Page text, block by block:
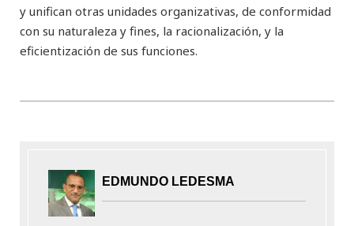
y unifican otras unidades organizativas, de conformidad
con su naturaleza y fines, la racionalización, y la
eficientización de sus funciones.
EDMUNDO LEDESMA